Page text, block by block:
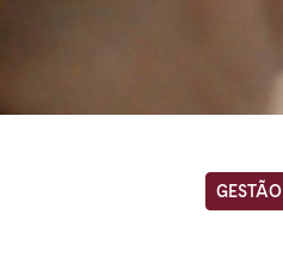
GESTÃO